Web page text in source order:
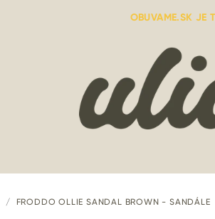
OBUVAME.SK JE
/ FRODDO OLLIE SANDAL BROWN - SANDÁLE